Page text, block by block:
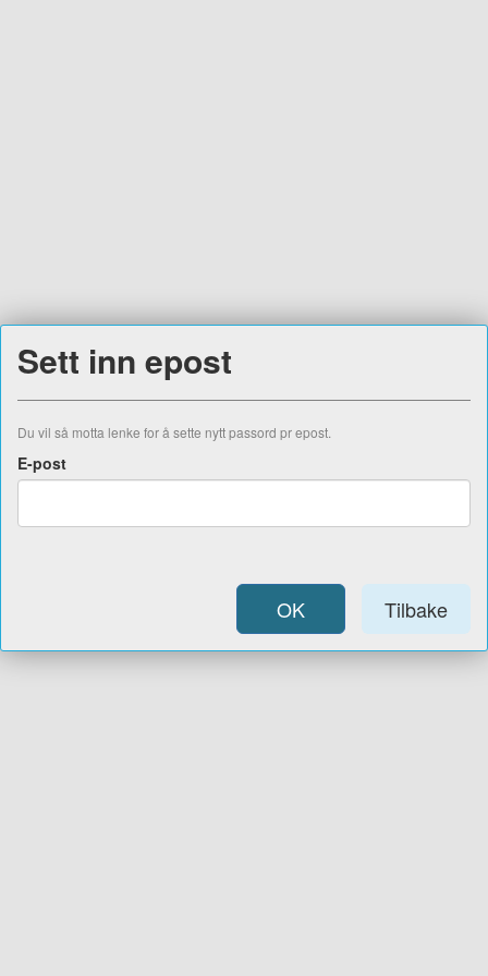
Sett inn epost
Du vil så motta lenke for å sette nytt passord pr epost.
E-post
OK Tilbake